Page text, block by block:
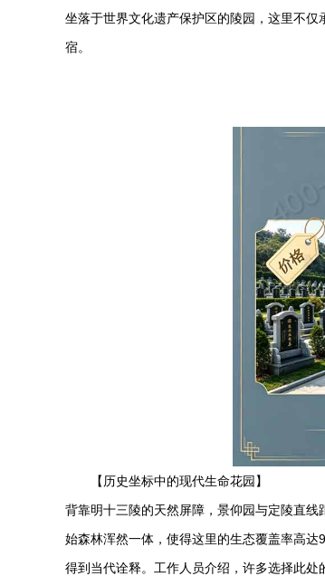
坐落于世界文化遗产保护区的陵园，这里不
宿。
【历史坐标中的现代生命花园】
背靠明十三陵的天然屏障，景仰园与定陵直
始森林浑然一体，使得这里的生态覆盖率高
得到当代诠释。工作人员介绍，许多选择此